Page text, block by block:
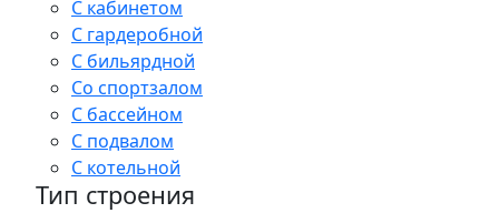
С кабинетом
С гардеробной
С бильярдной
Со спортзалом
С бассейном
С подвалом
С котельной
Тип строения